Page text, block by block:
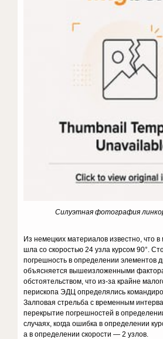
Силуэтная фотография
Из немецких материалов известно, что
шла со скоростью 24 узла курсом 90°.
погрешность в определении элементов
объясняется вышеизложенными
обстоятельством, что из-за крайне
перископа ЭДЦ определялись
Залповая стрельба с временным
перекрытие погрешностей в
случаях, когда ошибка в определении
а в определении скорости — 2 узлов.